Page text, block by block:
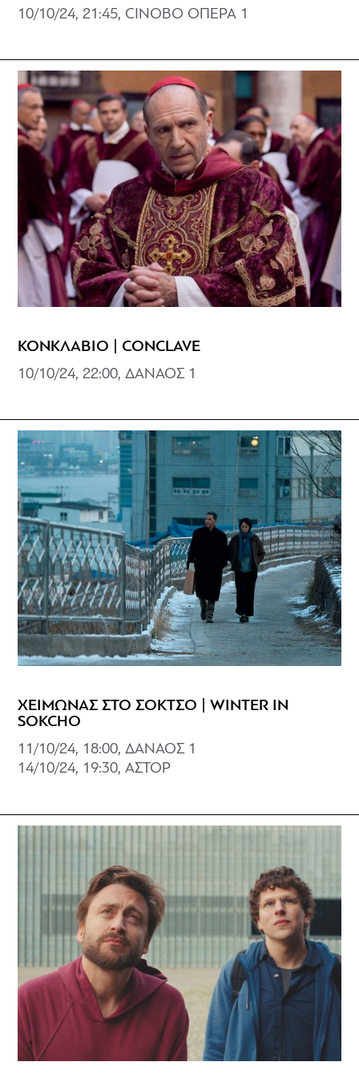
10/10/24, 21:45, CINOBO ΟΠΕΡΑ 1
ΚΟΝΚΛΑΒΙΟ | CONCLAVE
10/10/24, 22:00, ΔΑΝΑΟΣ 1
ΧΕΙΜΩΝΑΣ ΣΤΟ ΣΟΚΤΣΟ | WINTER IN
SOKCHO
11/10/24, 18:00, ΔΑΝΑΟΣ 1
14/10/24, 19:30, ΑΣΤΟΡ